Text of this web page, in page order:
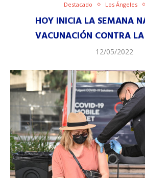
Destacado Los Ángeles
HOY INICIA LA SEMANA
VACUNACIÓN CONTRA
12/05/2022